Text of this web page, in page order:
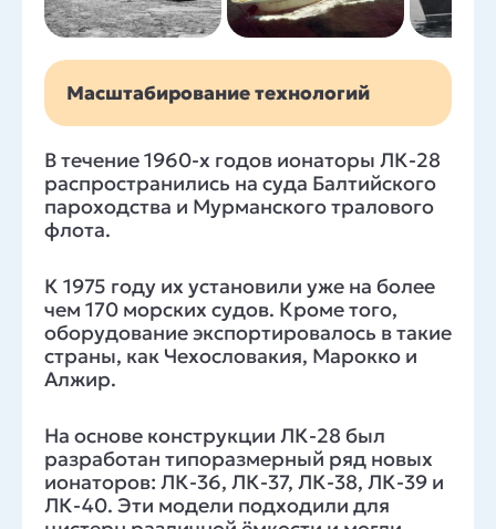
Масштабирование технологий
В течение 1960-х годов ионаторы ЛК-28
распространились на суда Балтийского
пароходства и Мурманского тралового
флота.
К 1975 году их установили уже на более
чем 170 морских судов. Кроме того,
оборудование экспортировалось в такие
страны, как Чехословакия, Марокко и
Алжир.
На основе конструкции ЛК-28 был
разработан типоразмерный ряд новых
ионаторов: ЛК-36, ЛК-37, ЛК-38, ЛК-39 и
ЛК-40. Эти модели подходили для